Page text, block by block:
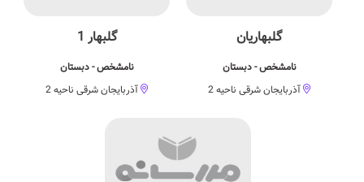
گلبهاریان
نامشخص - دبستان
آذربایجان شرقی ناحیه 2
گلبهار 1
نامشخص - دبستان
آذربایجان شرقی ناحیه 2